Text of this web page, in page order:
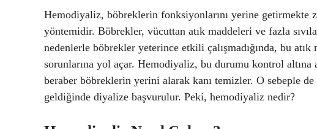
Hemodiyaliz, böbreklerin fonksiyonlarını yerine
yöntemidir. Böbrekler, vücuttan atık maddeleri ve fazla
nedenlerle böbrekler yeterince etkili çalışmadığında, bu
sorunlarına yol açar. Hemodiyaliz, bu durumu kontrol
beraber böbreklerin yerini alarak kanı temizler. O sebeple
geldiğinde diyalize başvurulur. Peki, hemodiyaliz nedir?